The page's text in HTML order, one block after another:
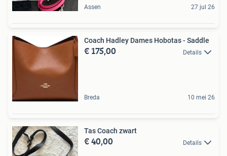
Assen 27 jul 26
Coach Hadley Dames Hobotas - Saddle
€ 175,00 Details
Breda 10 mei 26
Tas Coach zwart
€ 40,00 Details